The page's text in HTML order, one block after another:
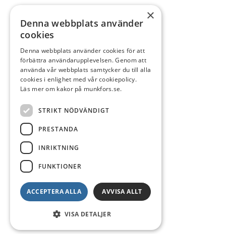
×
Denna webbplats använder
cookies
Denna webbplats använder cookies för att
förbättra användarupplevelsen. Genom att
använda vår webbplats samtycker du till alla
cookies i enlighet med vår cookiepolicy.
Läs mer om kakor på munkfors.se.
STRIKT NÖDVÄNDIGT
PRESTANDA
INRIKTNING
FUNKTIONER
ACCEPTERA ALLA AVVISA ALLT
VISA DETALJER